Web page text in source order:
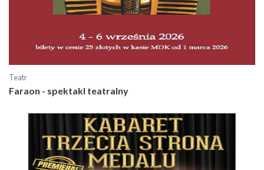
Teatr
Faraon - spektakl teatralny